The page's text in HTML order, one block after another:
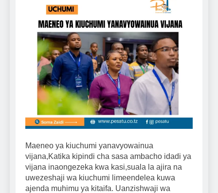
Maeneo ya kiuchumi yanavyowainua
vijana,Katika kipindi cha sasa ambacho idadi ya
vijana inaongezeka kwa kasi,suala la ajira na
uwezeshaji wa kiuchumi limeendelea kuwa
ajenda muhimu ya kitaifa. Uanzishwaji wa